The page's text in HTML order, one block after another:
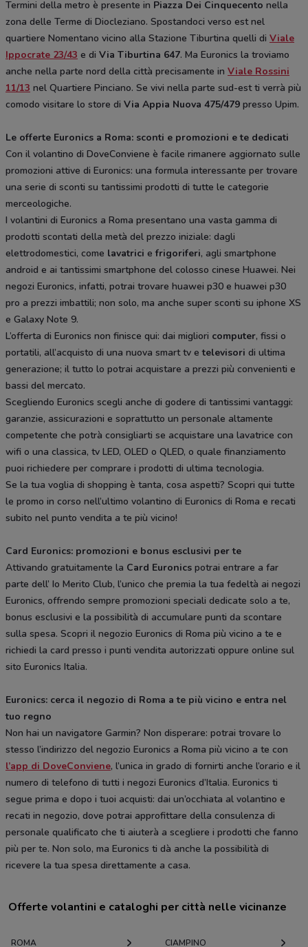
Termini della metro è presente in Piazza Dei Cinquecento nella
zona delle Terme di Diocleziano. Spostandoci verso est nel
quartiere Nomentano vicino alla Stazione Tiburtina quelli di Viale
Ippocrate 23/43 e di Via Tiburtina 647. Ma Euronics la troviamo
anche nella parte nord della città precisamente in Viale Rossini
11/13 nel Quartiere Pinciano. Se vivi nella parte sud-est ti verrà più
comodo visitare lo store di Via Appia Nuova 475/479 presso Upim.
Le offerte Euronics a Roma: sconti e promozioni e te dedicati
Con il volantino di DoveConviene è facile rimanere aggiornato sulle
promozioni attive di Euronics: una formula interessante per trovare
una serie di sconti su tantissimi prodotti di tutte le categorie
merceologiche.
I volantini di Euronics a Roma presentano una vasta gamma di
prodotti scontati della metà del prezzo iniziale: dagli
elettrodomestici, come lavatrici efrigoriferi, agli smartphone
android e ai tantissimi smartphone del colosso cinese Huawei. Nei
negozi Euronics, infatti, potrai trovare huawei p30 e huawei p30
pro a prezzi imbattili; non solo, ma anche super sconti su iphone XS
e Galaxy Note 9.
L’offerta di Euronics non finisce qui: dai migliori computer, fissi o
portatili, all’acquisto di una nuova smart tv etelevisori di ultima
generazione; il tutto lo potrai acquistare a prezzi più convenienti e
bassi del mercato.
Scegliendo Euronics scegli anche di godere di tantissimi vantaggi:
garanzie, assicurazioni e soprattutto un personale altamente
competente che potrà consigliarti se acquistare una lavatrice con
wifi o una classica, tv LED, OLED o QLED, o quale finanziamento
puoi richiedere per comprare i prodotti di ultima tecnologia.
Se la tua voglia di shopping è tanta, cosa aspetti? Scopri qui tutte
le promo in corso nell’ultimo volantino di Euronics di Roma e recati
subito nel punto vendita a te più vicino!
Card Euronics: promozioni e bonus esclusivi per te
Attivando gratuitamente la Card Euronics potrai entrare a far
parte dell’ Io Merito Club, l’unico che premia la tua fedeltà ai negozi
Euronics, offrendo sempre promozioni speciali dedicate solo a te,
bonus esclusivi e la possibilità di accumulare punti da scontare
sulla spesa. Scopri il negozio Euronics di Roma più vicino a te e
richiedi la card presso i punti vendita autorizzati oppure online sul
sito Euronics Italia.
Euronics: cerca il negozio di Roma a te più vicino e entra nel
tuo regno
Non hai un navigatore Garmin? Non disperare: potrai trovare lo
stesso l’indirizzo del negozio Euronics a Roma più vicino a te con
l’app di DoveConviene, l’unica in grado di fornirti anche l’orario e il
numero di telefono di tutti i negozi Euronics d’Italia. Euronics ti
segue prima e dopo i tuoi acquisti: dai un’occhiata al volantino e
recati in negozio, dove potrai approfittare della consulenza di
personale qualificato che ti aiuterà a scegliere i prodotti che fanno
più per te. Non solo, ma Euronics ti dà anche la possibilità di
ricevere la tua spesa direttamente a casa.
Offerte volantini e cataloghi per città nelle vicinanze
ROMA CIAMPINO